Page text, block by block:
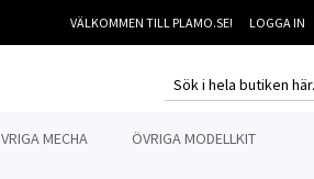
VÄLKOMMEN TILL PLAMO.SE! LOGGA IN
SEARCH
MECHA ÖVRIGA MODELLKIT